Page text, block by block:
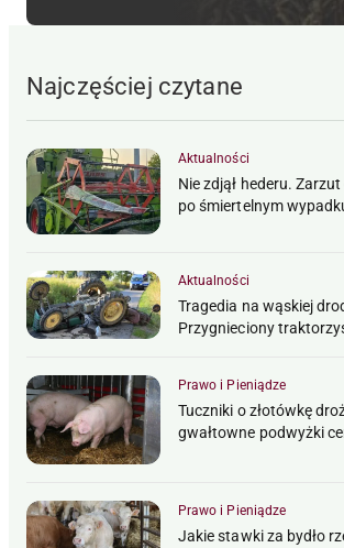
Najczęściej czytane
Aktualności
Nie zdjął hederu.
po śmiertelnym
Aktualności
Tragedia na wąskiej
Przygnieciony
Prawo i Pieniądze
Tuczniki o złotówkę
gwałtowne podwyżki
Prawo i Pieniądze
Jakie stawki za bydło